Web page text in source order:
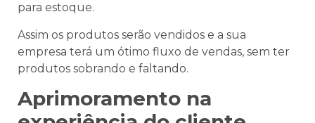
para estoque.
Assim os produtos serão vendidos e a sua
empresa terá um ótimo fluxo de vendas, sem ter
produtos sobrando e faltando.
Aprimoramento na